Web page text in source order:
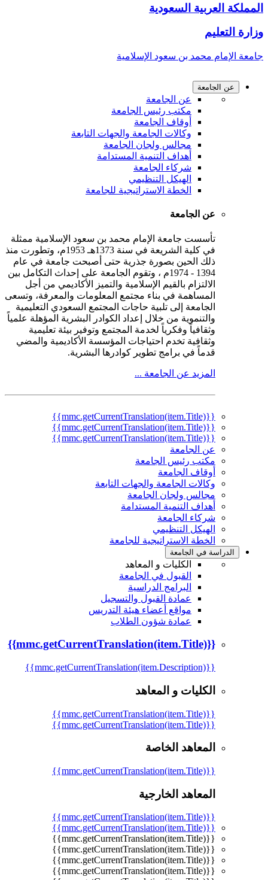
المملكة العربية السعودية
وزارة التعليم
جامعة الإمام محمد بن سعود الإسلامية
عن الجامعة
عن الجامعة
مكتب رئيس الجامعة
أوقاف الجامعة
وكالات الجامعة والجهات التابعة
مجالس ولجان الجامعة
أهداف التنمية المستدامة
شركاء الجامعة
الهيكل التنظيمي
الخطة الاستراتيجية للجامعة
عن الجامعة
تأسست جامعة الإمام محمد بن سعود الإسلامية ممثلة
في كلية الشريعة في سنة 1373هـ 1953م، وتطورت منذ
ذلك الحين بصورة جذرية حتى أصبحت جامعة في عام
1394 - 1974م ، وتقوم الجامعة على إحداث التكامل بين
الالتزام بالقيم الإسلامية والتميز الأكاديمي من أجل
المساهمة في بناء مجتمع المعلومات والمعرفة، وتسعى
الجامعة إلى تلبية حاجات المجتمع السعودي التعليمية
والتنموية من خلال إعداد الكوادر البشرية المؤهلة علمياً
وثقافياً وفكرياً لخدمة المجتمع وتوفير بيئة تعليمية
وثقافية تخدم احتياجات المؤسسة الأكاديمية والمضي
قدماً في برامج تطوير كوادرها البشرية.
المزيد عن الجامعة ...
{{mmc.getCurrentTranslation(item.Title)}}
{{mmc.getCurrentTranslation(item.Title)}}
{{mmc.getCurrentTranslation(item.Title)}}
عن الجامعة
مكتب رئيس الجامعة
أوقاف الجامعة
وكالات الجامعة والجهات التابعة
مجالس ولجان الجامعة
أهداف التنمية المستدامة
شركاء الجامعة
الهيكل التنظيمي
الخطة الاستراتيجية للجامعة
الدراسة في الجامعة
الكليات و المعاهد
القبول في الجامعة
البرامج الدراسية
عمادة القبول والتسجيل
مواقع أعضاء هيئة التدريس
عمادة شؤون الطلاب
{{mmc.getCurrentTranslation(item.Title)}}
{{mmc.getCurrentTranslation(item.Description)}}
الكليات و المعاهد
{{mmc.getCurrentTranslation(item.Title)}}
{{mmc.getCurrentTranslation(item.Title)}}
المعاهد الخاصة
{{mmc.getCurrentTranslation(item.Title)}}
المعاهد الخارجية
{{mmc.getCurrentTranslation(item.Title)}}
{{mmc.getCurrentTranslation(item.Title)}}
{{mmc.getCurrentTranslation(item.Title)}}
{{mmc.getCurrentTranslation(item.Title)}}
{{mmc.getCurrentTranslation(item.Title)}}
{{mmc.getCurrentTranslation(item.Title)}}